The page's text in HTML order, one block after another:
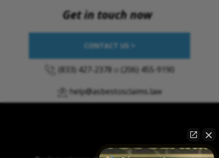
Get in touch now
CONTACT US >
(833) 427-2378 (206) 455-9190
help@asbestosclaims.law